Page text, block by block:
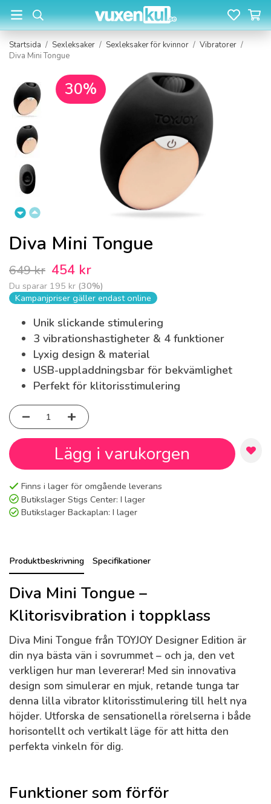
Startsida / Sexleksaker / Sexleksaker för kvinnor / Vibratorer /
Diva Mini Tongue
30%
Diva Mini Tongue
649 kr 454 kr
Du sparar 195 kr (30%)
Kampanjpriser gäller endast online
Unik slickande stimulering
3 vibrationshastigheter & 4 funktioner
Lyxig design & material
USB-uppladdningsbar för bekvämlighet
Perfekt för klitorisstimulering
Lägg i varukorgen
Finns i lager för omgående leverans
Butikslager Stigs Center: I lager
Butikslager Backaplan: I lager
Produktbeskrivning Specifikationer
Diva Mini Tongue –
Klitorisvibration i toppklass
Diva Mini Tongue från TOYJOY Designer Edition är
din nya bästa vän i sovrummet – och ja, den vet
verkligen hur man levererar! Med sin innovativa
design som simulerar en mjuk, retande tunga tar
denna lilla vibrator klitorisstimulering till helt nya
höjder. Utforska de sensationella rörelserna i både
horisontellt och vertikalt läge för att hitta den
perfekta vinkeln för dig.
Funktioner som förför